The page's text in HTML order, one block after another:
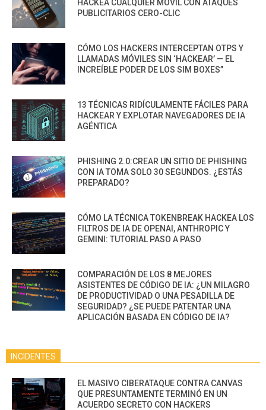
HACKEA CUALQUIER MÓVIL CON ATAQUES
PUBLICITARIOS CERO-CLIC
CÓMO LOS HACKERS INTERCEPTAN OTPS Y
LLAMADAS MÓVILES SIN ‘HACKEAR’ — EL
INCREÍBLE PODER DE LOS SIM BOXES”
13 TÉCNICAS RIDÍCULAMENTE FÁCILES PARA
HACKEAR Y EXPLOTAR NAVEGADORES DE IA
AGÉNTICA
PHISHING 2.0:CREAR UN SITIO DE PHISHING
CON IA TOMA SOLO 30 SEGUNDOS. ¿ESTÁS
PREPARADO?
CÓMO LA TÉCNICA TOKENBREAK HACKEA LOS
FILTROS DE IA DE OPENAI, ANTHROPIC Y
GEMINI: TUTORIAL PASO A PASO
COMPARACIÓN DE LOS 8 MEJORES
ASISTENTES DE CÓDIGO DE IA: ¿UN MILAGRO
DE PRODUCTIVIDAD O UNA PESADILLA DE
SEGURIDAD? ¿SE PUEDE PATENTAR UNA
APLICACIÓN BASADA EN CÓDIGO DE IA?
INCIDENTES
EL MASIVO CIBERATAQUE CONTRA CANVAS
QUE PRESUNTAMENTE TERMINÓ EN UN
ACUERDO SECRETO CON HACKERS